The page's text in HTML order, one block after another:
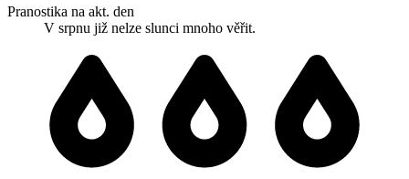
Pranostika na akt. den
V srpnu již nelze slunci mnoho věřit.